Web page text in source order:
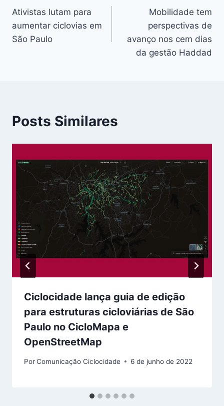
de
Post
Ativistas lutam para
aumentar ciclovias em
São Paulo
Mobilidade tem
perspectivas de
avanço nos cem dias
da gestão Haddad
Posts Similares
Ciclocidade lança guia de edição
para estruturas cicloviárias de São
Paulo no CicloMapa e
OpenStreetMap
PorComunicação Ciclocidade 6 de junho de 2022